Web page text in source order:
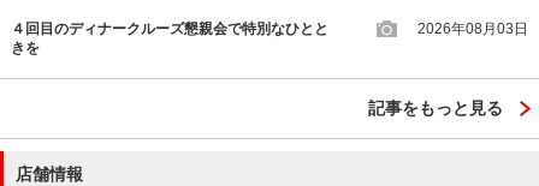
４回目のディナークルーズ懇親会で特別なひとと
きを
2026年08月03日
記事をもっと見る
店舗情報